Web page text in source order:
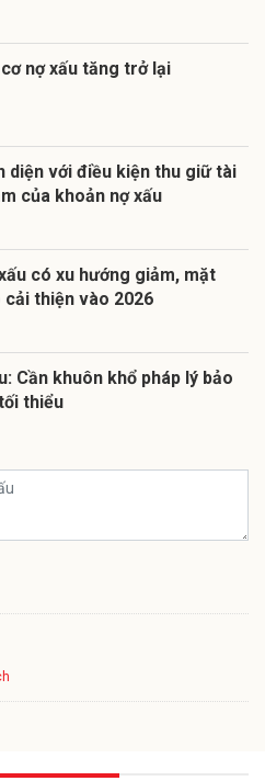
nợ xấu tăng trở lại
diện với điều kiện thu giữ tài
của khoản nợ xấu
có xu hướng giảm, mặt
thiện vào 2026
Cần khuôn khổ pháp lý bảo
thiểu